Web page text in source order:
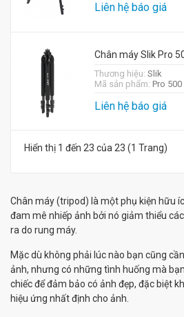
Liên hệ báo giá
Chân máy Slik Pro
Thương hiệu: Slik
Mã sản phẩm: Pro 500
Liên hệ báo giá
Hiển thị 1 đến 23 của 23 (1 Trang)
Chân máy (tripod) là một phụ kiện hữu
đam mê nhiếp ảnh bởi nó giảm thiểu
ra do rung máy.
Mặc dù không phải lúc nào bạn cũng
ảnh, nhưng có những tình huống mà
chiếc để đảm bảo có ảnh đẹp, đặc biệt
hiệu ứng nhất định cho ảnh.